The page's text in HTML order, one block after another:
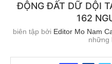
ĐỘNG ĐẤT DỮ DỘI
162
biên tập bởi Editor Mo Nam
những